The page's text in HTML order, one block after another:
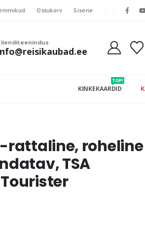
Ostukorv Sisene
TOP!
KINKEKAARDID
rattaline, roheline
TSA